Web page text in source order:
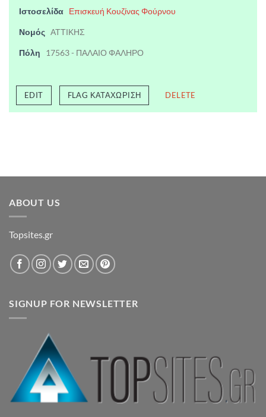
Ιστοσελίδα Επισκευή Κουζίνας Φούρνου
Νομός ΑΤΤΙΚΗΣ
Πόλη 17563 - ΠΑΛΑΙΟ ΦΑΛΗΡΟ
EDIT FLAG ΚΑΤΑΧΏΡΙΣΗ DELETE
ABOUT US
Topsites.gr
SIGNUP FOR NEWSLETTER